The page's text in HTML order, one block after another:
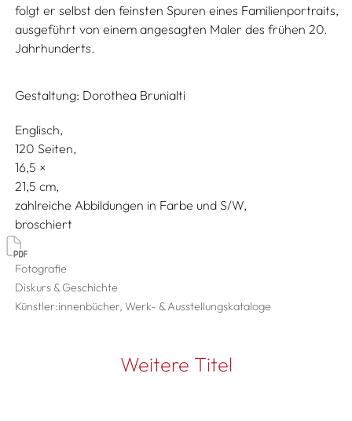
folgt er selbst den feinsten Spuren eines Familienportraits,
ausgeführt von einem angesagten Maler des frühen 20.
Jahrhunderts.
Gestaltung: Dorothea Brunialti
Englisch
120 Seiten,
16,5
21,5
zahlreiche Abbildungen in Farbe und S/W
broschiert
Fotografie
Diskurs & Geschichte
Künstler:innenbücher, Werk- & Ausstellungskataloge
Weitere Titel